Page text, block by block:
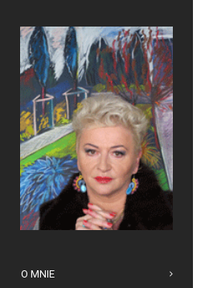
O MNIE